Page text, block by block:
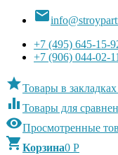

+7 (495) 645-15-
+7 (906) 044-02-11
Товары в закладках
 Товары для
Просмотренные
Корзина0 Р